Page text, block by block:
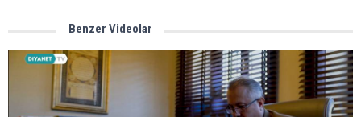
Benzer Videolar